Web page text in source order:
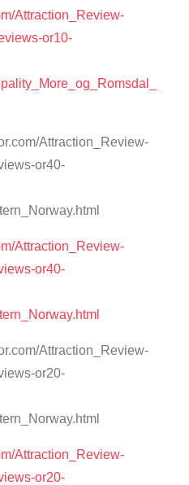
Attraction_Review-
or10-
Attraction_Review-
or40-
Attraction_Review-
or40-
Attraction_Review-
or20-
Attraction_Review-
or20-